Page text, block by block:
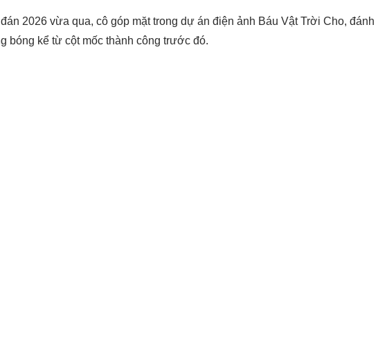
2026 vừa qua, cô góp mặt trong dự án điện ảnh Báu Vật Trời Cho, đánh
bóng kể từ cột mốc thành công trước đó.